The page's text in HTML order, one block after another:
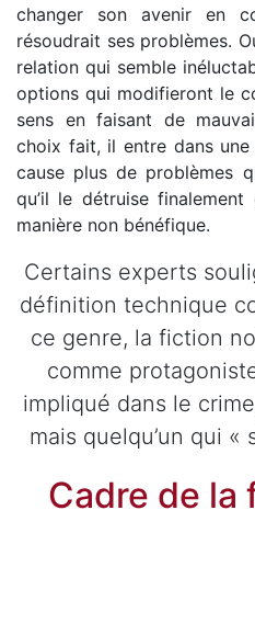
changer son avenir en
résoudrait ses problèmes.
relation qui semble
options qui modifieront le
sens en faisant de
choix fait, il entre dans
cause plus de problèmes
qu’il le détruise
manière non bénéfique.
Certains experts
définition technique
ce genre, la fiction
comme
impliqué dans le
mais quelqu’un qui «
Cadre de la